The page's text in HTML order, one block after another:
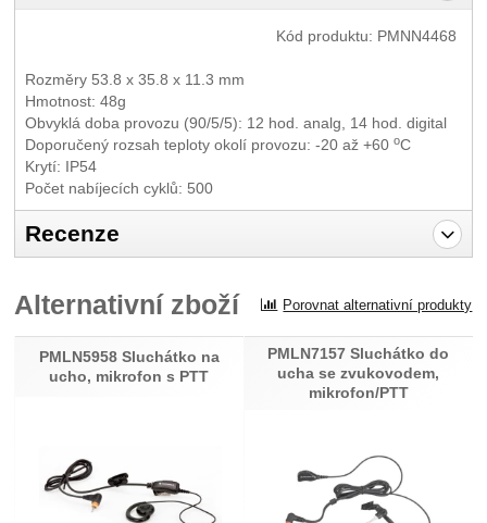
Kód produktu: PMNN4468
Rozměry 53.8 x 35.8 x 11.3 mm
Hmotnost: 48g
Obvyklá doba provozu (90/5/5): 12 hod. analg, 14 hod. digital
Doporučený rozsah teploty okolí provozu: -20 až +60 oC
Krytí: IP54
Počet nabíjecích cyklů: 500
Recenze
Recenze
Nebyla přidána žádná recenze.
Alternativní zboží Porovnat alternativní produkty
PMLN5958 Sluchátko na
ucho, mikrofon s PTT
PMLN7157 Sluchátko do
ucha se zvukovodem,
mikrofon/PTT